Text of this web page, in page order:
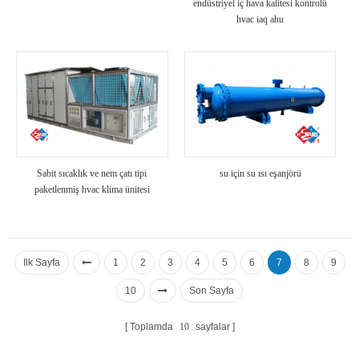
endüstriyel iç hava kalitesi kontrolü
hvac iaq ahu
Sabit sıcaklık ve nem çatı tipi
paketlenmiş hvac klima ünitesi
su için su ısı eşanjörü
Ilk Sayfa 1 2 3 4 5 6 7 8 9
10 Son Sayfa
Toplamda 10 sayfalar